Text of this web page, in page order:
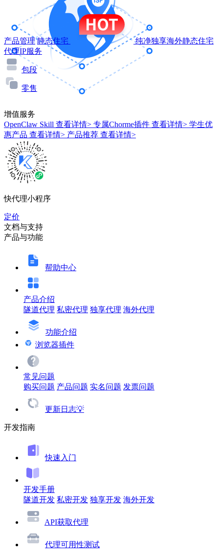
产品管理 静态住宅
纯净独享海外静态住宅
代理IP服务
包段
零售
增值服务
OpenClaw Skill 查看详情> 专属Chorme插件 查看详情> 学生优
惠产品 查看详情> 产品推荐 查看详情>
快代理小程序
定价
文档与支持
产品与功能
帮助中心
产品介绍
隧道代理 私密代理 独享代理 海外代理
功能介绍
浏览器插件
常见问题
购买问题 产品问题 实名问题 发票问题
更新日志💡
开发指南
快速入门
开发手册
隧道开发 私密开发 独享开发 海外开发
API获取代理
代理可用性测试